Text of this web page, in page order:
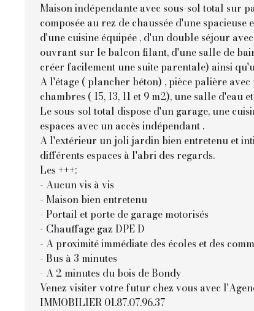
Maison indépendante avec sous-sol total sur
composée au rez de chaussée d'une spacieuse
d'une cuisine équipée , d'un double séjour
ouvrant sur le balcon filant, d'une salle de
créer facilement une suite parentale) ainsi
A l'étage ( plancher béton) , pièce palière
chambres ( 15, 13, 11 et 9 m2), une salle d'eau
Le sous-sol total dispose d'un garage, une
espaces avec un accès indépendant .
A l'extérieur un joli jardin bien entretenu et
différents espaces à l'abri des regards.
Les +++:
- Aucun vis à vis
- Maison bien entretenu
- Portail et porte de garage motorisés
- Chauffage gaz DPE D
- A proximité immédiate des écoles et des
- Bus à 3 minutes
- A 2 minutes du bois de Bondy
Venez visiter votre futur chez vous avec
IMMOBILIER 01.87.07.96.37